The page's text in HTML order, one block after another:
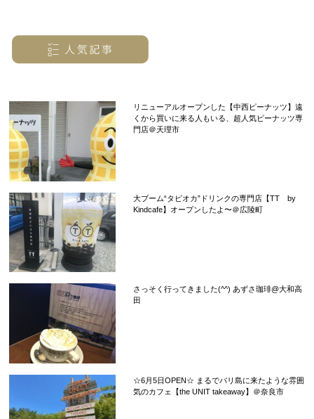
リニューアルオープンした【中西ピーナッツ】遠
くから買いに来る人もいる、超人気ピーナッツ専
門店＠天理市
大ブーム“タピオカ”ドリンクの専門店【TT by
Kindcafe】オープンしたよ〜＠広陵町
さっそく行ってきました(^^) あずさ珈琲@大和高
田
☆6月5日OPEN☆ まるでバリ島に来たような雰囲
気のカフェ【the UNIT takeaway】＠奈良市